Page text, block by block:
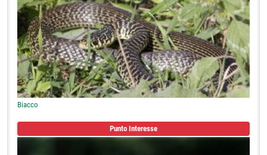
Biacco
Punto Interesse